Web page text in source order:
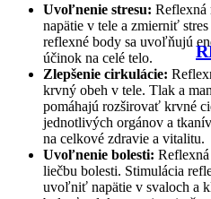
Uvoľnenie stresu:
napätie v tele a zmierniť
reflexné body sa uvoľňujú
účinok na celé telo.
Zlepšenie cirkulácie:
krvný obeh v tele. Tlak a
pomáhajú rozširovať krvné
jednotlivých orgánov a
na celkové zdravie a vitalitu.
Uvoľnenie bolesti: Reflexná
liečbu bolesti. Stimulácia
uvoľniť napätie v svaloch a